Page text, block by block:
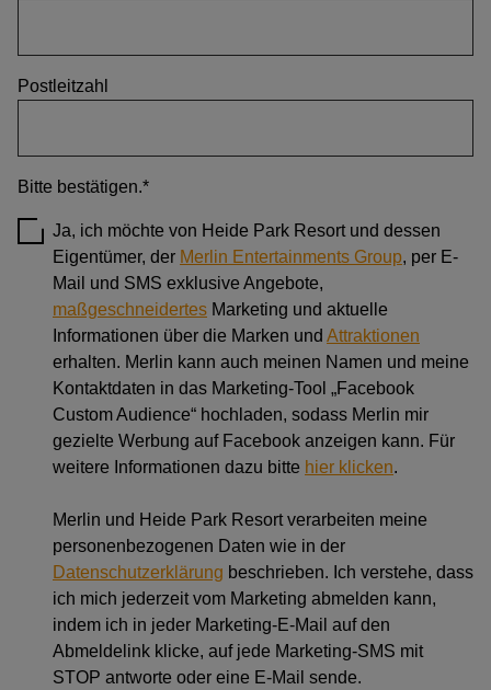
Postleitzahl
Bitte bestätigen.*
Ja, ich möchte von Heide Park Resort und dessen
Eigentümer, der Merlin Entertainments Group, per E-
Mail und SMS exklusive Angebote,
maßgeschneidertes Marketing und aktuelle
Informationen über die Marken und Attraktionen
erhalten. Merlin kann auch meinen Namen und meine
Kontaktdaten in das Marketing-Tool „Facebook
Custom Audience“ hochladen, sodass Merlin mir
gezielte Werbung auf Facebook anzeigen kann. Für
weitere Informationen dazu bitte hier klicken.
Merlin und Heide Park Resort verarbeiten meine
personenbezogenen Daten wie in der
Datenschutzerklärung beschrieben. Ich verstehe, dass
ich mich jederzeit vom Marketing abmelden kann,
indem ich in jeder Marketing-E-Mail auf den
Abmeldelink klicke, auf jede Marketing-SMS mit
STOP antworte oder eine E-Mail sende.